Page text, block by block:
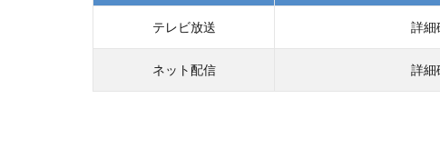
テレビ放送 詳細
ネット配信 詳細